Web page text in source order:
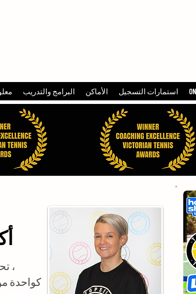
البرامج والتدريب الأماكن استمارات التسجيل
تحت إشراف المديرة إيفون فانتين ،